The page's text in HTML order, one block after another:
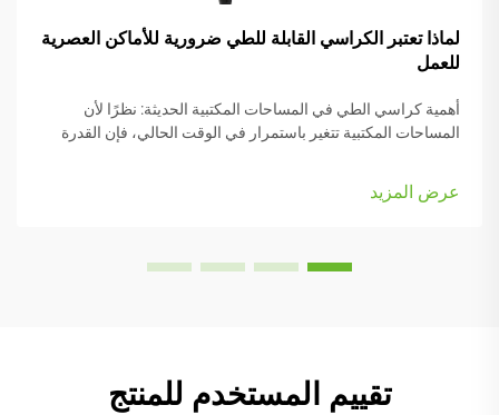
لماذا تعتبر الكراسي القابلة للطي ضرورية للأماكن العصرية
للعمل
أهمية كراسي الطي في المساحات المكتبية الحديثة: نظرًا لأن
المساحات المكتبية تتغير باستمرار في الوقت الحالي، فإن القدرة
استيعاب...
عرض المزيد
تقييم المستخدم للمنتج